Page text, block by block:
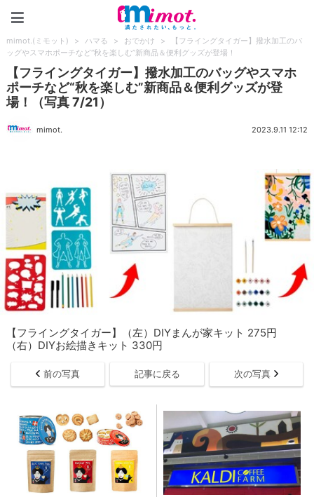
mimot.(ミモット) > ハマる > おでかけ >
【フライングタイガー】撥水加工のバ
ッグやスマホポーチなど“秋を楽しむ”新商品＆便利グッズが登場！
【フライングタイガー】撥水加工のバッグやスマホ
ポーチなど“秋を楽しむ”新商品＆便利グッズが登
場！（写真 7/21）
mimot. 2023.9.11 12:12
【フライングタイガー】（左）DIYまんが家キット 275円
（右）DIYお絵描きキット 330円
前の写真 記事に戻る 次の写真